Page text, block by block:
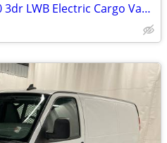
** 2023 Ford E-Transit 350 3dr LWB Electric Cargo Van **